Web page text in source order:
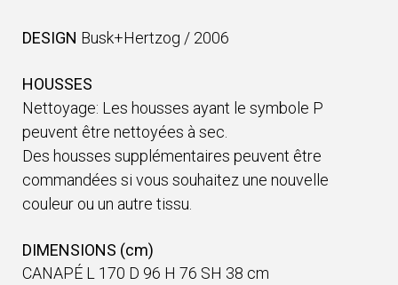
DESIGN Busk+Hertzog / 2006
HOUSSES
Nettoyage: Les housses ayant le symbole P
peuvent être nettoyées à sec.
Des housses supplémentaires peuvent être
commandées si vous souhaitez une nouvelle
couleur ou un autre tissu.
DIMENSIONS (cm)
CANAPÉ L 170 D 96 H 76 SH 38 cm